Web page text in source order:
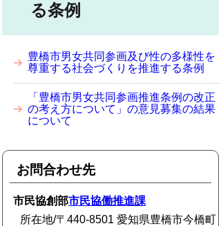
る条例
豊橋市男女共同参画及び性の多様性を
尊重する社会づくりを推進する条例
「豊橋市男女共同参画推進条例の改正
の考え方について」の意見募集の結果
について
お問合わせ先
市民協創部市民協働推進課
所在地/〒440-8501 愛知県豊橋市今橋町